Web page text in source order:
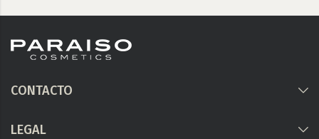
CONTACTO
LEGAL